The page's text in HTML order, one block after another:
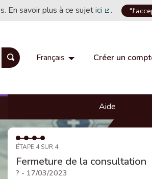
En savoir plus à ce sujetici
(Lien
.
Français Choisir la langue
Créer un
Aide
ÉTAPE 4 SUR 4
Fermeture de la consultation
? - 17/03/2023